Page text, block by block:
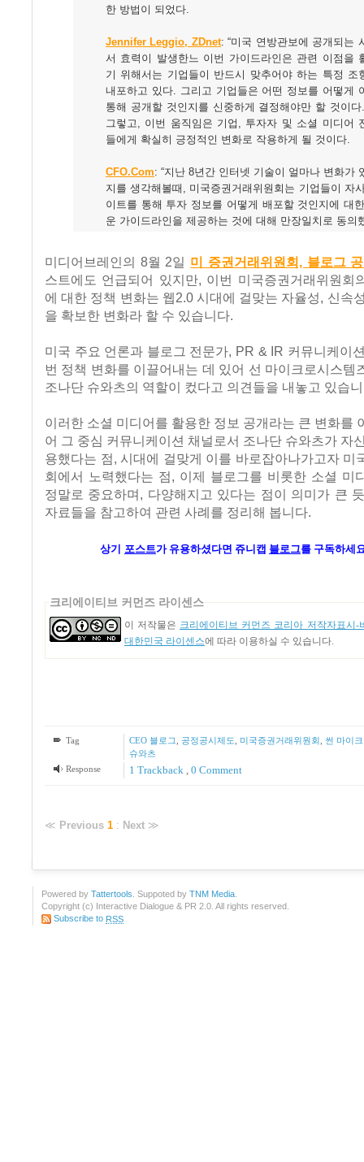
한 방법이 되었다.
Jennifer Leggio, ZDnet: “미국 연방관보에 공개되는
서 효력이 발생한느 이번 가이드라인은 관련 이점을
기 위해서는 기업들이 반드시 맞추어야 하는 특정 조
내포하고 있다. 그리고 기업들은 어떤 정보를 어떻게
통해 공개할 것인지를 신중하게 결정해야만 할 것이
그렇고, 이번 움직임은 기업, 투자자 및 소셜 미디어
들에게 확실히 긍정적인 변화로 작용하게 될 것이다.
CFO.Com: “지난 8년간 인터넷 기술이 얼마나 변화가
지를 생각해볼때, 미국증권거래위원회는 기업들이 자
이트를 통해 투자 정보를 어떻게 배포할 것인지에 대
운 가이드라인을 제공하는 것에 대해 만장일치로 동의
미디어브레인의 8월 2일 미 증권거래위원회, 블로그
스트에도 언급되어 있지만, 이번 미국증권거래위원회
에 대한 정책 변화는 웹2.0 시대에 걸맞는 자율성, 신속
을 확보한 변화라 할 수 있습니다.
미국 주요 언론과 블로그 전문가, PR & IR 커뮤니케이
번 정책 변화를 이끌어내는 데 있어 선 마이크로시스템
조나단 슈와츠의 역할이 컸다고 의견들을 내놓고 있습
이러한 소셜 미디어를 활용한 정보 공개라는 큰 변화를
어 그 중심 커뮤니케이션 채널로서 조나단 슈와츠가 자
용했다는 점, 시대에 걸맞게 이를 바로잡아나가고자 미
회에서 노력했다는 점, 이제 블로그를 비롯한 소셜 미
정말로 중요하며, 다양해지고 있다는 점이 의미가 큰
자료들을 참고하여 관련 사례를 정리해 봅니다.
상기 포스트가 유용하셨다면 쥬니캡 블로그를 구독하세
크리에이티브 커먼즈 라이센스
이 저작물은 크리에이티브 커먼즈 코리아 저작자표시-
대한민국 라이센스에 따라 이용하실 수 있습니다.
Tag CEO 블로그 공정공시제도 미국증권거래위원회
썬 마이
슈와츠
Response
1 Trackback 0 Comment
≪ Previous 1 : Next ≫
Powered by Tattertools . Suppoted by TNM Media
Copyright (c) Interactive Dialogue & PR 2.0. All rights reserved.
Subscribe to RSS